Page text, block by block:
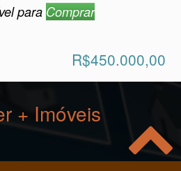
para Comprar
R$450.000,00
+ Imóveis